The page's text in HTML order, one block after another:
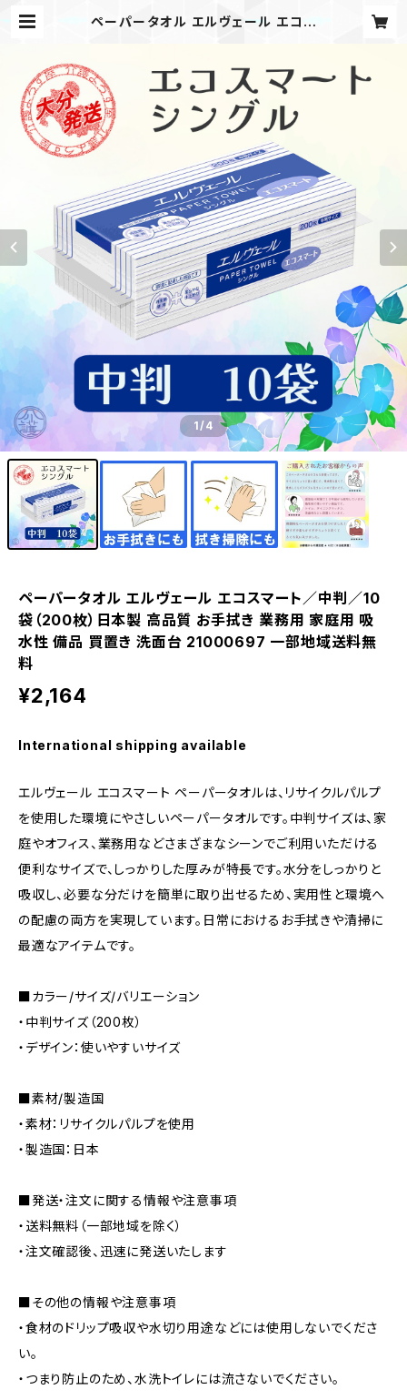
ペーパータオル エルヴェール エコス
性 備品 買置き 洗面台 21000697
一部地域送料無料 | 介護用品のよろ
ず屋本舗 公式ショップ
1/4
ペーパータオル エルヴェール エコスマート／中判／10
袋（200枚）日本製 高品質 お手拭き 業務用 家庭用 吸
水性 備品 買置き 洗面台 21000697 一部地域送料無
料
¥2,164
International shipping available
エルヴェール エコスマート ペーパータオルは、リサイクルパルプ
を使用した環境にやさしいペーパータオルです。中判サイズは、家
庭やオフィス、業務用などさまざまなシーンでご利用いただける
便利なサイズで、しっかりした厚みが特長です。水分をしっかりと
吸収し、必要な分だけを簡単に取り出せるため、実用性と環境へ
の配慮の両方を実現しています。日常におけるお手拭きや清掃に
最適なアイテムです。
■カラー/サイズ/バリエーション
・中判サイズ（200枚）
・デザイン：使いやすいサイズ
■素材/製造国
・素材：リサイクルパルプを使用
・製造国：日本
■発送・注文に関する情報や注意事項
・送料無料（一部地域を除く）
・注文確認後、迅速に発送いたします
■その他の情報や注意事項
・食材のドリップ吸収や水切り用途などには使用しないでくださ
い。
・つまり防止のため、水洗トイレには流さないでください。